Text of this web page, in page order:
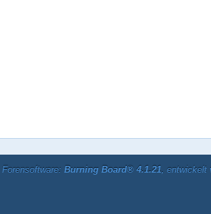
Forensoftware: Burning Board® 4.1.21, entwickelt